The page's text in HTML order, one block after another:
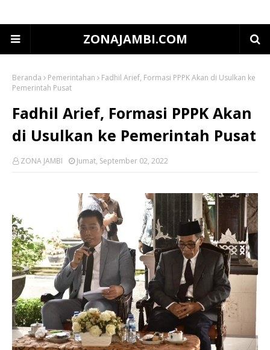
ZONAJAMBI.COM
Beranda Pemerintahan
Fadhil Arief, Formasi PPPK Akan di Usulkan ke
Pemerintah Pusat
Fadhil Arief, Formasi PPPK Akan
di Usulkan ke Pemerintah Pusat
ZONA JAMBI Jumat, September 02, 2022